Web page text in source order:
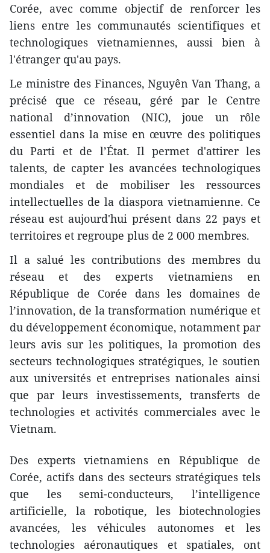
Corée, avec comme objectif de renforcer les
liens entre les communautés scientifiques et
technologiques vietnamiennes, aussi bien à
l'étranger qu'au pays.
Le ministre des Finances, Nguyên Van Thang, a
précisé que ce réseau, géré par le Centre
national d’innovation (NIC), joue un rôle
essentiel dans la mise en œuvre des politiques
du Parti et de l’État. Il permet d'attirer les
talents, de capter les avancées technologiques
mondiales et de mobiliser les ressources
intellectuelles de la diaspora vietnamienne. Ce
réseau est aujourd'hui présent dans 22 pays et
territoires et regroupe plus de 2 000 membres.
Il a salué les contributions des membres du
réseau et des experts vietnamiens en
République de Corée dans les domaines de
l’innovation, de la transformation numérique et
du développement économique, notamment par
leurs avis sur les politiques, la promotion des
secteurs technologiques stratégiques, le soutien
aux universités et entreprises nationales ainsi
que par leurs investissements, transferts de
technologies et activités commerciales avec le
Vietnam.
Des experts vietnamiens en République de
Corée, actifs dans des secteurs stratégiques tels
que les semi-conducteurs, l’intelligence
artificielle, la robotique, les biotechnologies
avancées, les véhicules autonomes et les
technologies aéronautiques et spatiales, ont